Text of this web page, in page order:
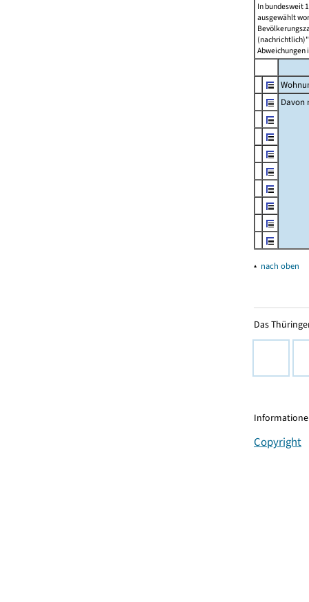
In bundesweit
ausgewählt
Abweichungen
Davon
▴ nach oben
Das
Copyright